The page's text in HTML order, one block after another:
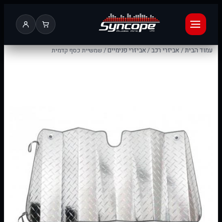
עמוד הבית/אביזרי רכב/אביזרי פנימיים/ שמשיית כסף קדמית